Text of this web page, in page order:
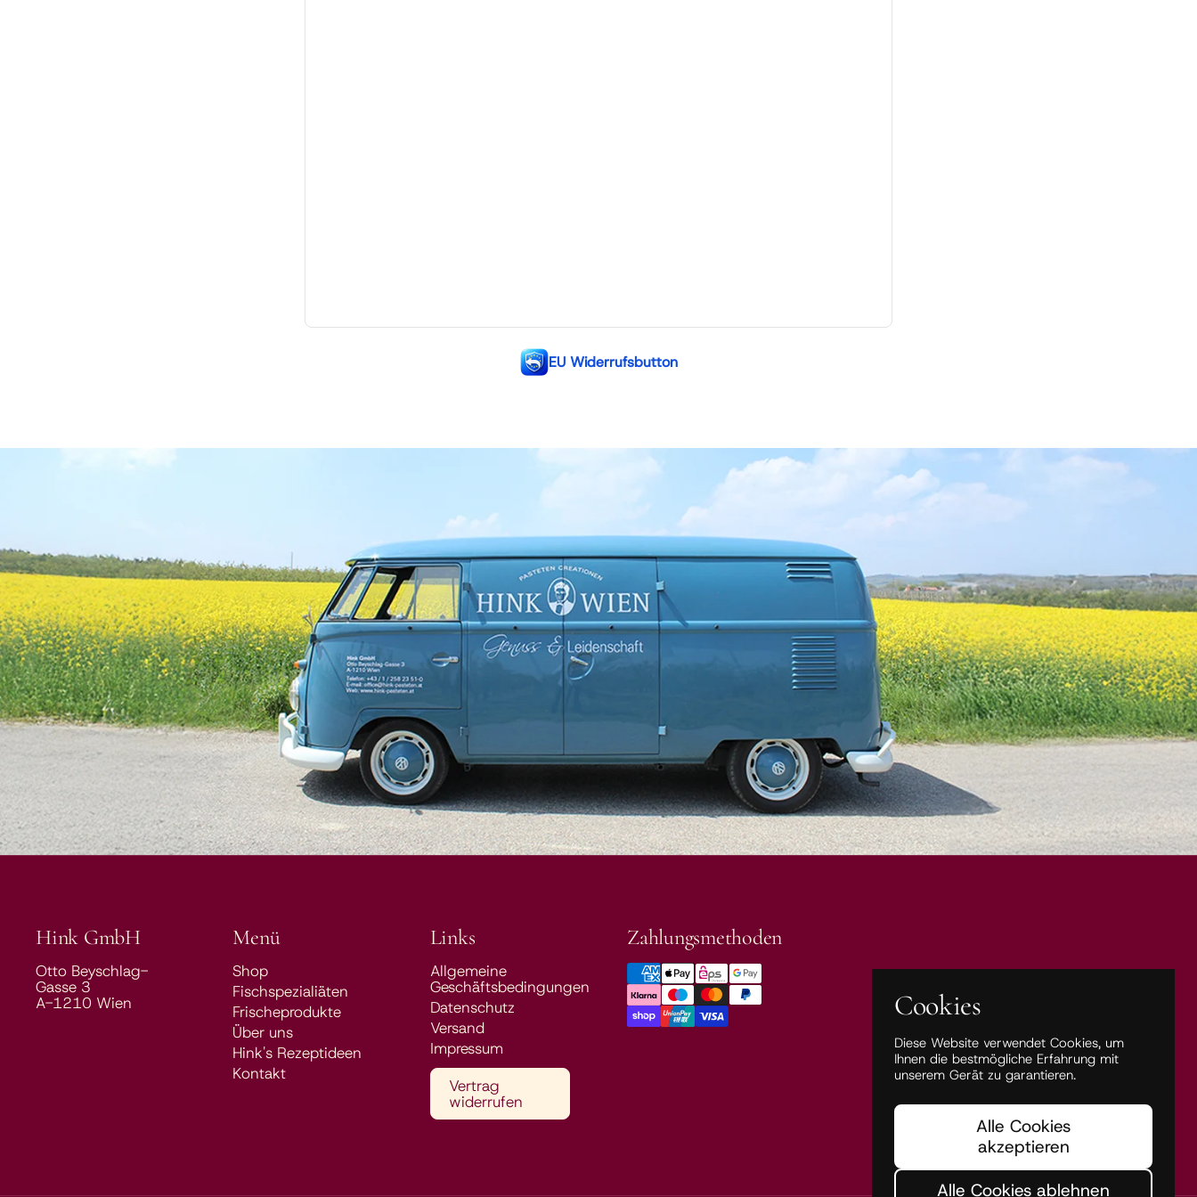
EU Widerrufsbutton
Hink GmbH
Otto Beyschlag-
Gasse 3
A-1210 Wien
Menü
Shop
Fischspezialiäten
Frischeprodukte
Über uns
Hink's Rezeptideen
Kontakt
Links
Allgemeine
Geschäftsbedingungen
Datenschutz
Versand
Impressum
Vertrag
widerrufen
Zahlungsmethoden
Cookies
Diese Website verwendet Cookies, um
Ihnen die bestmögliche Erfahrung mit
unserem Gerät zu garantieren.
Alle Cookies
akzeptieren
Alle Cookies ablehnen